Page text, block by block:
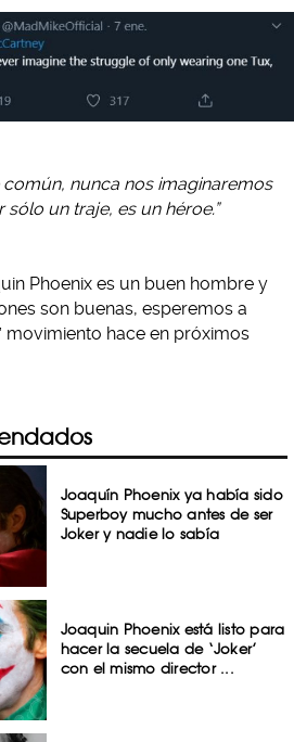
común, nunca nos imaginaremos
un traje, es un héroe.”
Phoenix es un buen hombre y
son buenas, esperemos a
movimiento hace en próximos
Joaquín Phoenix ya había sido
Superboy mucho antes de ser
Joker y nadie lo sabía
Joaquin Phoenix está listo para
hacer la secuela de ‘Joker’
con el mismo director ...